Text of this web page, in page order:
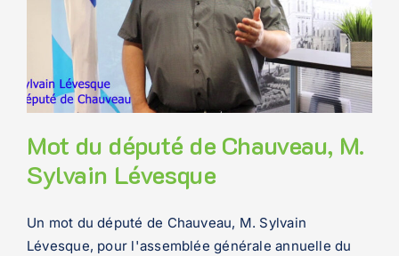
Mot du député de Chauveau, M.
Sylvain Lévesque
Un mot du député de Chauveau, M. Sylvain
Lévesque, pour l'assemblée générale annuelle du